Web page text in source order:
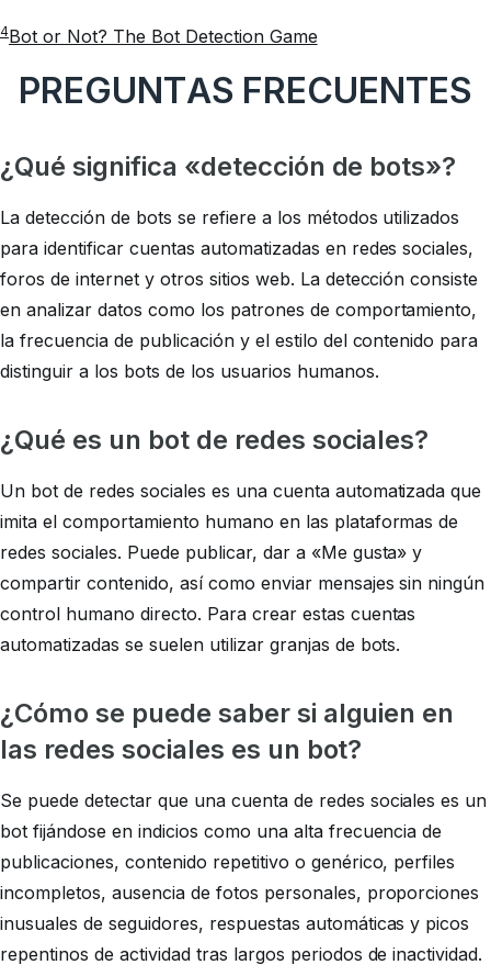
4Bot or Not? The Bot Detection Game
PREGUNTAS FRECUENTES
¿Qué significa «detección de bots»?
La detección de bots se refiere a los métodos utilizados
para identificar cuentas automatizadas en redes sociales,
foros de internet y otros sitios web. La detección consiste
en analizar datos como los patrones de comportamiento,
la frecuencia de publicación y el estilo del contenido para
distinguir a los bots de los usuarios humanos.
¿Qué es un bot de redes sociales?
Un bot de redes sociales es una cuenta automatizada que
imita el comportamiento humano en las plataformas de
redes sociales. Puede publicar, dar a «Me gusta» y
compartir contenido, así como enviar mensajes sin ningún
control humano directo. Para crear estas cuentas
automatizadas se suelen utilizar granjas de bots.
¿Cómo se puede saber si alguien en
las redes sociales es un bot?
Se puede detectar que una cuenta de redes sociales es un
bot fijándose en indicios como una alta frecuencia de
publicaciones, contenido repetitivo o genérico, perfiles
incompletos, ausencia de fotos personales, proporciones
inusuales de seguidores, respuestas automáticas y picos
repentinos de actividad tras largos periodos de inactividad.